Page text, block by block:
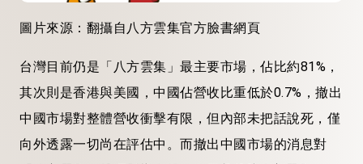
圖片來源：翻攝自八方雲集官方臉書網頁
台灣目前仍是「八方雲集」最主要市場，佔比約81%，
其次則是香港與美國，中國佔營收比重低於0.7%，撤出
中國市場對整體營收衝擊有限，但內部未把話說死，僅
向外透露一切尚在評估中。而撤出中國市場的消息對